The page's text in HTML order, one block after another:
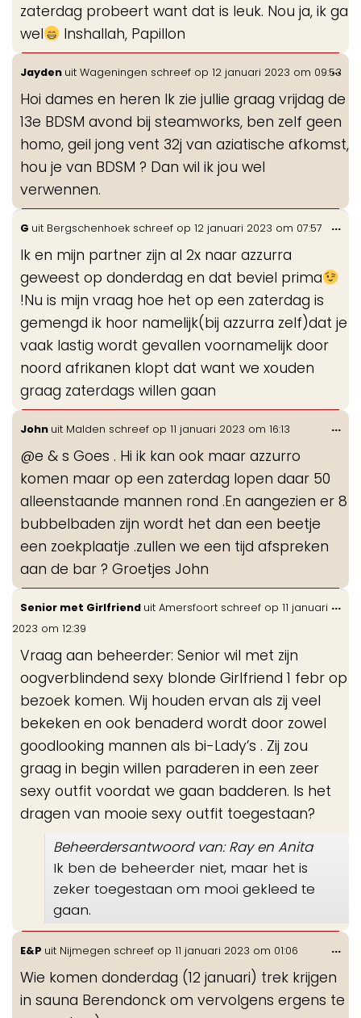
zaterdag probeert want dat is leuk. Nou ja, ik ga
wel
Inshallah, Papillon
Jayden uit Wageningen schreef op 12 januari 2023 om 09:53
Hoi dames en heren Ik zie jullie graag vrijdag de
13e BDSM avond bij steamworks, ben zelf geen
homo, geil jong vent 32j van aziatische afkomst,
hou je van BDSM ? Dan wil ik jou wel
verwennen.
...
G uit Bergschenhoek schreef op 12 januari 2023 om 07:57
Ik en mijn partner zijn al 2x naar azzurra
geweest op donderdag en dat beviel prima
!Nu is mijn vraag hoe het op een zaterdag is
gemengd ik hoor namelijk(bij azzurra zelf)dat je
vaak lastig wordt gevallen voornamelijk door
noord afrikanen klopt dat want we xouden
graag zaterdags willen gaan
...
John uit Malden schreef op 11 januari 2023 om 16:13
@e & s Goes . Hi ik kan ook maar azzurro
komen maar op een zaterdag lopen daar 50
alleenstaande mannen rond .En aangezien er 8
bubbelbaden zijn wordt het dan een beetje
een zoekplaatje .zullen we een tijd afspreken
aan de bar ? Groetjes John
...
Senior met Girlfriend uit Amersfoort schreef op 11 januari
2023 om 12:39
Vraag aan beheerder: Senior wil met zijn
oogverblindend sexy blonde Girlfriend 1 febr op
bezoek komen. Wij houden ervan als zij veel
bekeken en ook benaderd wordt door zowel
goodlooking mannen als bi-Lady’s . Zij zou
graag in begin willen paraderen in een zeer
sexy outfit voordat we gaan badderen. Is het
dragen van mooie sexy outfit toegestaan?
Beheerdersantwoord van: Ray en Anita
Ik ben de beheerder niet, maar het is
zeker toegestaan om mooi gekleed te
gaan.
...
E&P uit Nijmegen schreef op 11 januari 2023 om 01:06
Wie komen donderdag (12 januari) trek krijgen
in sauna Berendonck om vervolgens ergens te
...